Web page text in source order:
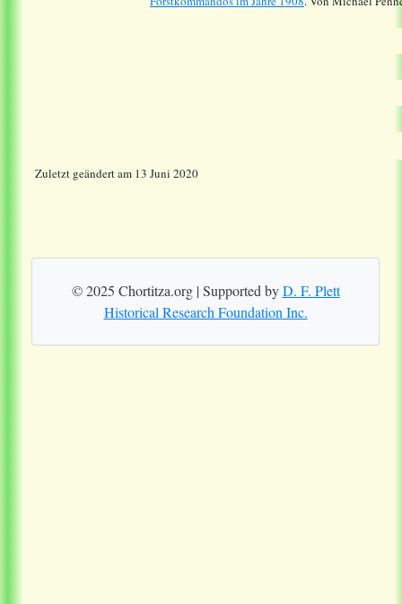
Zuletzt geändert am 13 Juni 2020
© 2025 Chortitza.org | Supported byD. F. Plett
Historical Research Foundation Inc.